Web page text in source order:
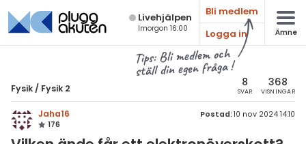
Live­hjälpen
Imorgon 16:00
Bli medlem
Logga in
Ämne
Tips: Bli medlem och
ställ din egen fråga !
Fysik / Fysik 2 8
SVAR
368
VISNINGAR
Jaha16
176
Postad:10 nov 2024 14:10
Alla ämnen
Fysik
Alla trådar